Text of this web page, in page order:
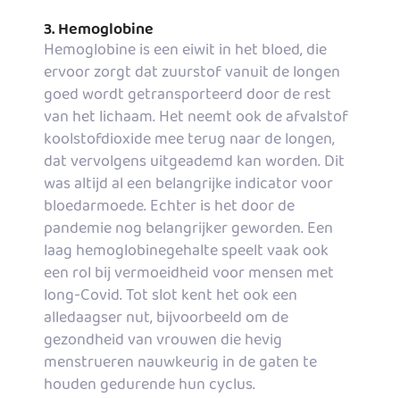
3. Hemoglobine
Hemoglobine is een eiwit in het bloed, die
ervoor zorgt dat zuurstof vanuit de longen
goed wordt getransporteerd door de rest
van het lichaam. Het neemt ook de afvalstof
koolstofdioxide mee terug naar de longen,
dat vervolgens uitgeademd kan worden. Dit
was altijd al een belangrijke indicator voor
bloedarmoede. Echter is het door de
pandemie nog belangrijker geworden. Een
laag hemoglobinegehalte speelt vaak ook
een rol bij vermoeidheid voor mensen met
long-Covid. Tot slot kent het ook een
alledaagser nut, bijvoorbeeld om de
gezondheid van vrouwen die hevig
menstrueren nauwkeurig in de gaten te
houden gedurende hun cyclus.